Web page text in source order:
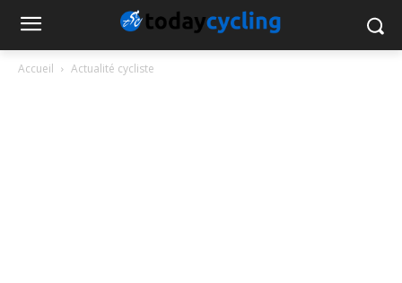
Accueil Actualité cycliste